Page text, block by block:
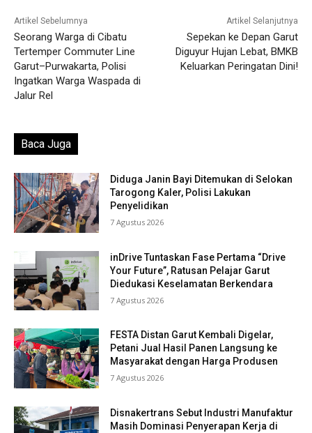
Artikel Sebelumnya
Seorang Warga di Cibatu
Tertemper Commuter Line
Garut–Purwakarta, Polisi
Ingatkan Warga Waspada di
Jalur Rel
Artikel Selanjutnya
Sepekan ke Depan Garut
Diguyur Hujan Lebat, BMKB
Keluarkan Peringatan Dini!
Baca Juga
Diduga Janin Bayi Ditemukan di Selokan
Tarogong Kaler, Polisi Lakukan
Penyelidikan
7 Agustus 2026
inDrive Tuntaskan Fase Pertama “Drive
Your Future”, Ratusan Pelajar Garut
Diedukasi Keselamatan Berkendara
7 Agustus 2026
FESTA Distan Garut Kembali Digelar,
Petani Jual Hasil Panen Langsung ke
Masyarakat dengan Harga Produsen
7 Agustus 2026
Disnakertrans Sebut Industri Manufaktur
Masih Dominasi Penyerapan Kerja di